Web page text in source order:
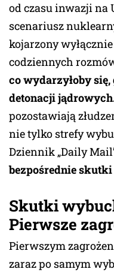
od czasu inwazji na
scenariusz
kojarzony
codziennych
co wydarzyłoby
detonacji
pozostawiają
nie tylko strefy
Dziennik „Daily
bezpośrednie skutki
Skutki
Pierwsze
Pierwszym
zaraz po samym